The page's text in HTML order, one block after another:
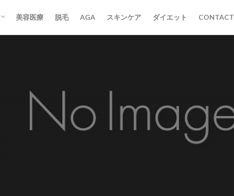
美容医療 脱毛 AGA スキンケア ダイエット CONTACT